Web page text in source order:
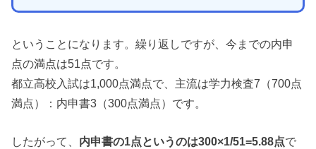
ということになります。繰り返しですが、今までの内申
点の満点は51点です。
都立高校入試は1,000点満点で、主流は学力検査7（700点
満点）：内申書3（300点満点）です。
したがって、 内申書の1点というのは300×1/51=5.88点で